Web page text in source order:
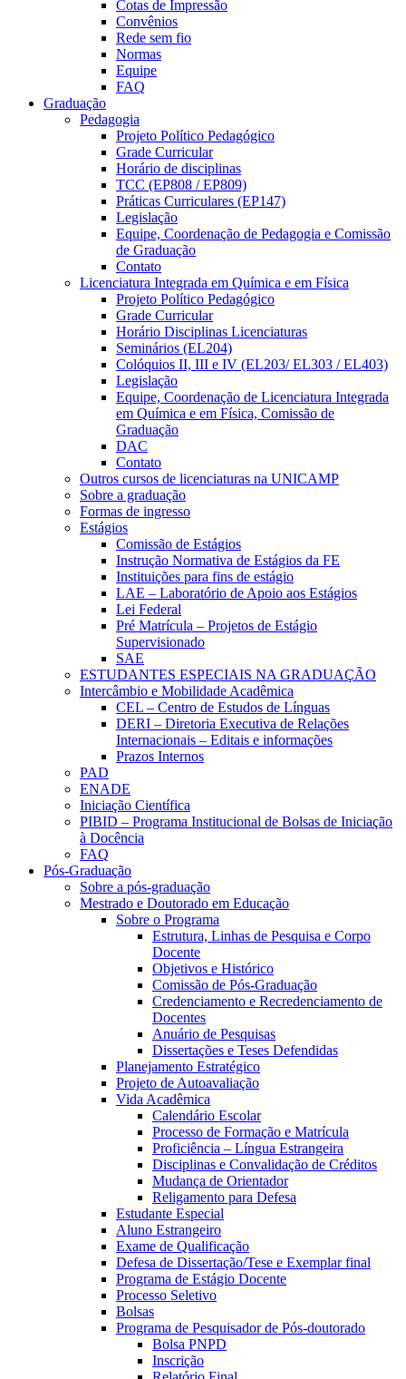
Cotas de Impressão
Convênios
Rede sem fio
Normas
Equipe
FAQ
Graduação
Pedagogia
Projeto Político Pedagógico
Grade Curricular
Horário de disciplinas
TCC (EP808 / EP809)
Práticas Curriculares (EP147)
Legislação
Equipe, Coordenação de Pedagogia e Comissão
de Graduação
Contato
Licenciatura Integrada em Química e em Física
Projeto Político Pedagógico
Grade Curricular
Horário Disciplinas Licenciaturas
Seminários (EL204)
Colóquios II, III e IV (EL203/ EL303 / EL403)
Legislação
Equipe, Coordenação de Licenciatura Integrada
em Química e em Física, Comissão de
Graduação
DAC
Contato
Outros cursos de licenciaturas na UNICAMP
Sobre a graduação
Formas de ingresso
Estágios
Comissão de Estágios
Instrução Normativa de Estágios da FE
Instituições para fins de estágio
LAE – Laboratório de Apoio aos Estágios
Lei Federal
Pré Matrícula – Projetos de Estágio
Supervisionado
SAE
ESTUDANTES ESPECIAIS NA GRADUAÇÃO
Intercâmbio e Mobilidade Acadêmica
CEL – Centro de Estudos de Línguas
DERI – Diretoria Executiva de Relações
Internacionais – Editais e informações
Prazos Internos
PAD
ENADE
Iniciação Científica
PIBID – Programa Institucional de Bolsas de Iniciação
à Docência
FAQ
Pós-Graduação
Sobre a pós-graduação
Mestrado e Doutorado em Educação
Sobre o Programa
Estrutura, Linhas de Pesquisa e Corpo
Docente
Objetivos e Histórico
Comissão de Pós-Graduação
Credenciamento e Recredenciamento de
Docentes
Anuário de Pesquisas
Dissertações e Teses Defendidas
Planejamento Estratégico
Projeto de Autoavaliação
Vida Acadêmica
Calendário Escolar
Processo de Formação e Matrícula
Proficiência – Língua Estrangeira
Disciplinas e Convalidação de Créditos
Mudança de Orientador
Religamento para Defesa
Estudante Especial
Aluno Estrangeiro
Exame de Qualificação
Defesa de Dissertação/Tese e Exemplar final
Programa de Estágio Docente
Processo Seletivo
Bolsas
Programa de Pesquisador de Pós-doutorado
Bolsa PNPD
Inscrição